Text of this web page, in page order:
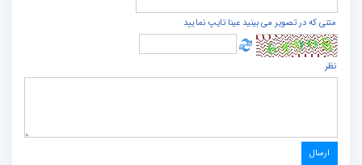
متنی که در تصویر می بینید عینا تایپ نمایید
نظر